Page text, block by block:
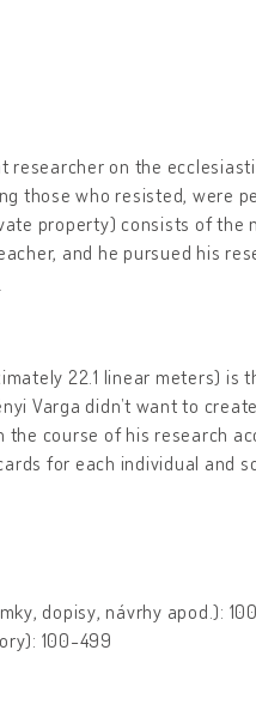
researcher on the
those who resisted, were
property) consists of the
and he pursued his
22.1 linear meters) is
Varga didn’t want to
course of his research
for each individual and
dopisy, návrhy apod.):
100-499